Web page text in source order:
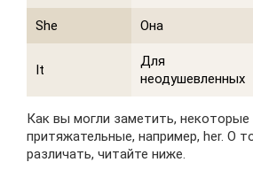
She Она
It
Для
неодушевленных
Как вы могли заметить,
притяжательные, например, her. О
различать, читайте ниже.